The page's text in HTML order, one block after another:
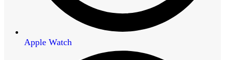
Apple Watch